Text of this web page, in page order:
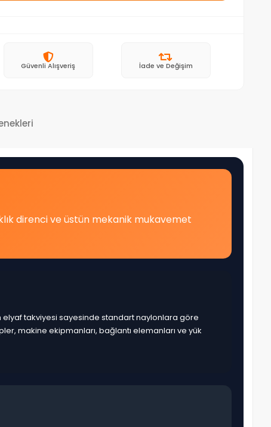
Güvenli Alışveriş İade ve Değişim
direnci ve üstün mekanik mukavemet
elyaf takviyesi sayesinde standart naylonlara göre
makine ekipmanları, bağlantı elemanları ve yük